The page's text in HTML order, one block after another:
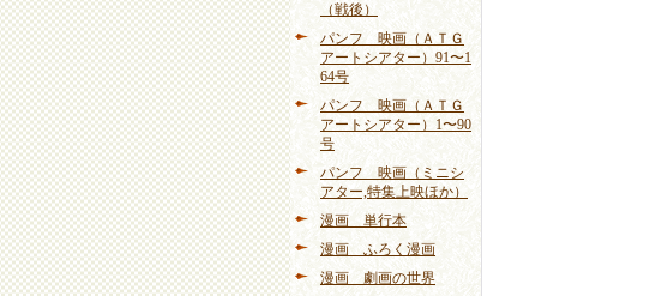
（戦後）
パンフ 映画（ＡＴＧ
アートシアター）91〜1
64号
パンフ 映画（ＡＴＧ
アートシアター）1〜90
号
パンフ 映画（ミニシ
アター,特集上映ほか）
漫画 単行本
漫画 ふろく漫画
漫画 劇画の世界